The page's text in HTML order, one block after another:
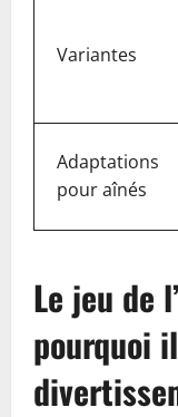
Variantes
Adaptations
pour aînés
Le jeu de
pourquoi